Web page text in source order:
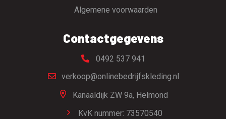
Algemene voorwaarden
Contactgegevens
0492 537 941
verkoop@onlinebedrijfskleding.nl
Kanaaldijk ZW 9a, Helmond
KvK nummer: 73570540